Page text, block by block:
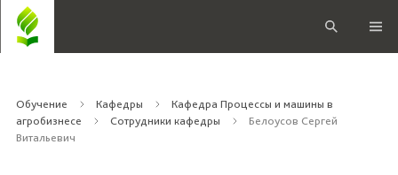
Обучение Кафедры
Кафедра Процессы и машины в
агробизнесе
Сотрудники кафедры
Белоусов Сергей
Витальевич